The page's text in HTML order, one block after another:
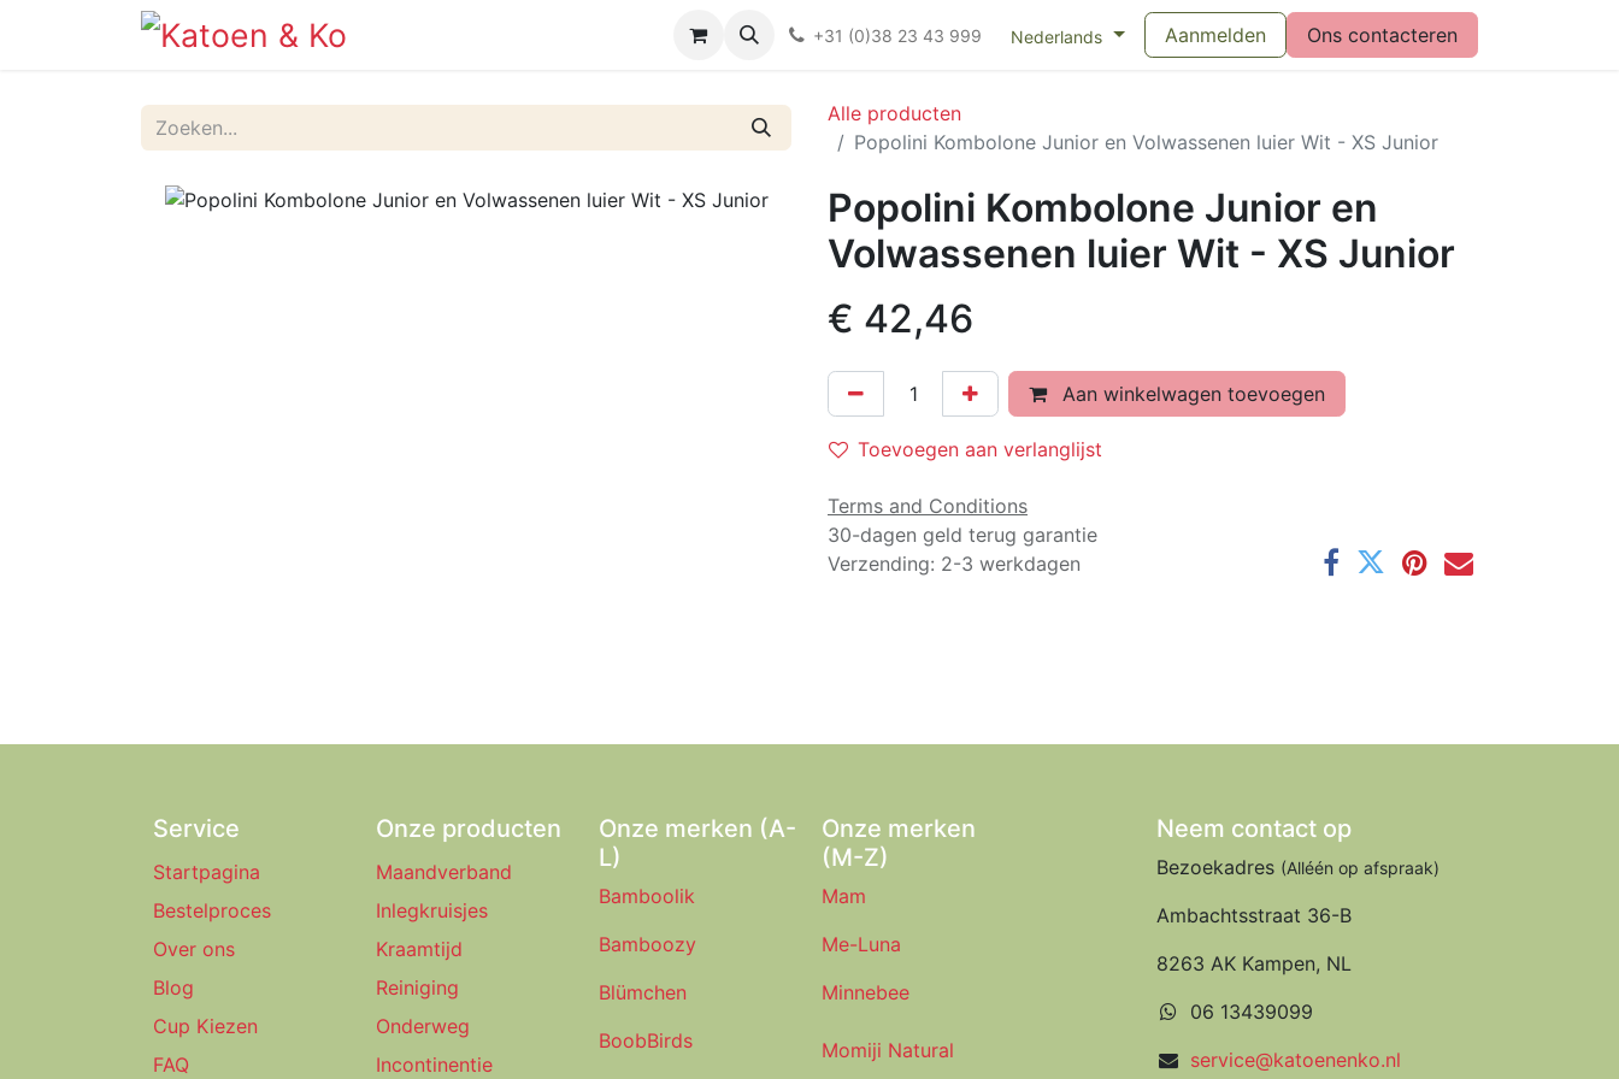
Kieswijzer nacht- en kraamverband Kieswijzer maandverband Vragen over menstruatiecups
+31 (0)38 23 43 999 Nederlands Aanmelden Ons contacteren
Alle producten
Popolini Kombolone Junior en Volwassenen luier Wit - XS Junior
Popolini Kombolone Junior en
Volwassenen luier Wit - XS Junior
€ 42,46
Aan winkelwagen toevoegen
Toevoegen aan verlanglijst
Terms and Conditions
30-dagen geld terug garantie
Verzending: 2-3 werkdagen
Service
Startpagina
Bestelproces
Over ons
Blog
Cup Kiezen
FAQ
Onze merken (A-
L)
Bamboolik
Bamboozy
Blümchen
BoobBirds
Onze merken
(M-Z)
Mam
Me-Luna
Minnebee
Momiji Natural
Onze producten
Maandverband
Inlegkruisjes
Kraamtijd
Reiniging
Onderweg
Incontinentie
Neem contact op
Bezoekadres (Alléén op afspraak)
Ambachtsstraat 36-B
8263 AK Kampen, NL
06 13439099
service@katoenenko.nl